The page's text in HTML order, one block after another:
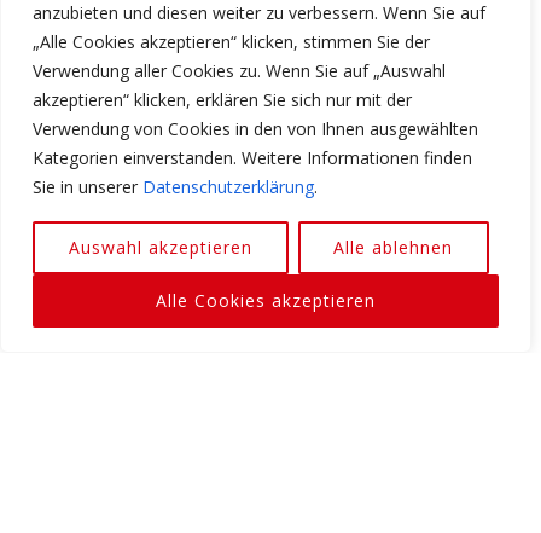
anzubieten und diesen weiter zu verbessern. Wenn Sie auf
„Alle Cookies akzeptieren“ klicken, stimmen Sie der
Verwendung aller Cookies zu. Wenn Sie auf „Auswahl
akzeptieren“ klicken, erklären Sie sich nur mit der
Verwendung von Cookies in den von Ihnen ausgewählten
Kategorien einverstanden. Weitere Informationen finden
Sie in unserer Datenschutzerklärung.
Auswahl akzeptieren Alle ablehnen
Alle Cookies akzeptieren
Bodenbelag
Fliese
Parken
Garage - angeschlossen
Video-